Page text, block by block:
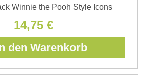
Winnie the Pooh Style Icons
14,75 €
den Warenkorb